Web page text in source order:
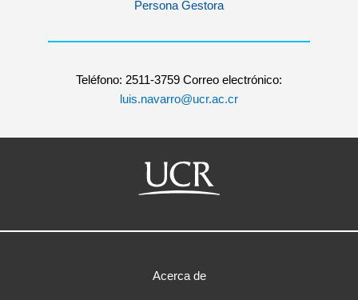
Persona Gestora
Teléfono: 2511-3759 Correo electrónico:
luis.navarro@ucr.ac.cr
Acerca de